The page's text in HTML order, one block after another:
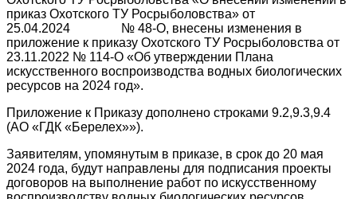
приказ Охотского ТУ Росрыболовства» от
25.04.2024 № 48-О, внесены изменения в
приложение к приказу Охотского ТУ Росрыболовства от
23.11.2022 № 114-О «Об утверждении Плана
искусственного воспроизводства водных биологических
ресурсов на 2024 год».
Приложение к Приказу дополнено строками 9.2,9.3,9.4
(АО «ГДК «Берелех»»).
Заявителям, упомянутым в приказе, в срок до 20 мая
2024 года, будут направлены для подписания проекты
договоров на выполнение работ по искусственному